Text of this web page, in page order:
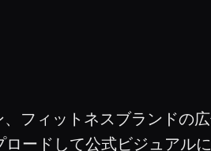
フィットネスブランドの
ードして公式ビジュアル